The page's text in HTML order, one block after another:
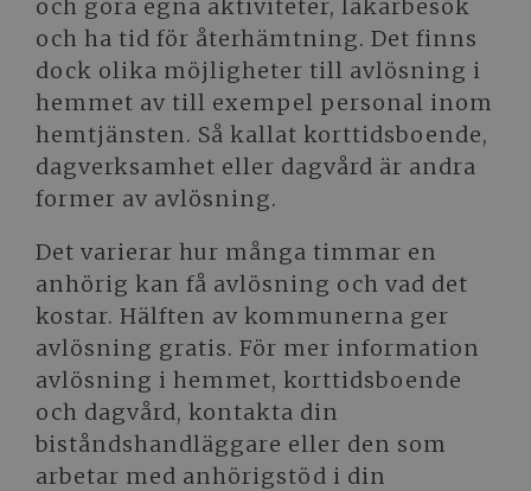
och göra egna aktiviteter, läkarbesök
och ha tid för återhämtning. Det finns
dock olika möjligheter till avlösning i
hemmet av till exempel personal inom
hemtjänsten. Så kallat korttidsboende,
dagverksamhet eller dagvård är andra
former av avlösning.
Det varierar hur många timmar en
anhörig kan få avlösning och vad det
kostar. Hälften av kommunerna ger
avlösning gratis. För mer information
avlösning i hemmet, korttidsboende
och dagvård, kontakta din
biståndshandläggare eller den som
arbetar med anhörigstöd i din